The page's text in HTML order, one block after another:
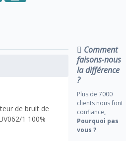
de bruit de
1 100%
Comment
faisons-nous
la différence
?
Plus de 7000
clients nous font
confiance,
Pourquoi pas
vous ?